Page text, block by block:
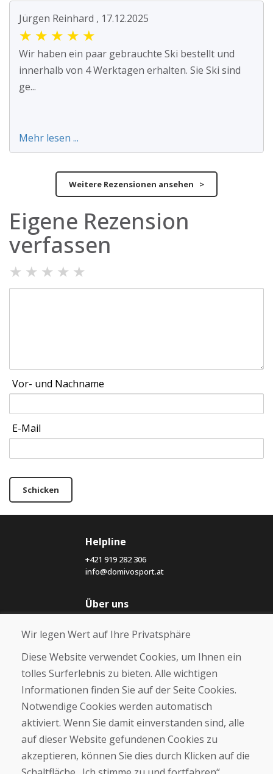
Jürgen Reinhard , 17.12.2025
★ ★ ★ ★ ★
Wir haben ein paar gebrauchte Ski bestellt und
innerhalb von 4 Werktagen erhalten. Sie Ski sind
ge...
Mehr lesen ...
Weitere Rezensionen ansehen >
Eigene Rezension
verfassen
★ ★ ★ ★ ★
Vor- und Nachname
E-Mail
Schicken
Helpline
+421 919 282 306
info@domivosport.at
Über uns
Über uns
Kontakt
Kaufen
E-Shop
Geschäftsbedingungen
Zahlung
Beschwerde
Rückgabe und Umtausch von Waren
Wir legen Wert auf Ihre Privatsphäre
Diese Website verwendet Cookies, um Ihnen ein
tolles Surferlebnis zu bieten. Alle wichtigen
Informationen finden Sie auf der Seite Cookies.
Notwendige Cookies werden automatisch
aktiviert. Wenn Sie damit einverstanden sind, alle
auf dieser Website gefundenen Cookies zu
akzeptieren, können Sie dies durch Klicken auf die